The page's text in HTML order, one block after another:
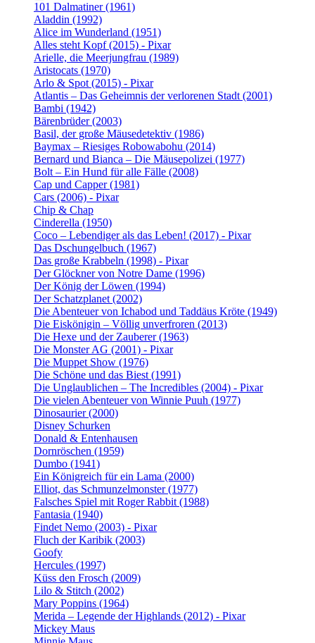
101 Dalmatiner (1961)
Aladdin (1992)
Alice im Wunderland (1951)
Alles steht Kopf (2015) - Pixar
Arielle, die Meerjungfrau (1989)
Aristocats (1970)
Arlo & Spot (2015) - Pixar
Atlantis – Das Geheimnis der verlorenen Stadt (2001)
Bambi (1942)
Bärenbrüder (2003)
Basil, der große Mäusedetektiv (1986)
Baymax – Riesiges Robowabohu (2014)
Bernard und Bianca – Die Mäusepolizei (1977)
Bolt – Ein Hund für alle Fälle (2008)
Cap und Capper (1981)
Cars (2006) - Pixar
Chip & Chap
Cinderella (1950)
Coco – Lebendiger als das Leben! (2017) - Pixar
Das Dschungelbuch (1967)
Das große Krabbeln (1998) - Pixar
Der Glöckner von Notre Dame (1996)
Der König der Löwen (1994)
Der Schatzplanet (2002)
Die Abenteuer von Ichabod und Taddäus Kröte (1949)
Die Eiskönigin – Völlig unverfroren (2013)
Die Hexe und der Zauberer (1963)
Die Monster AG (2001) - Pixar
Die Muppet Show (1976)
Die Schöne und das Biest (1991)
Die Unglaublichen – The Incredibles (2004) - Pixar
Die vielen Abenteuer von Winnie Puuh (1977)
Dinosaurier (2000)
Disney Schurken
Donald & Entenhausen
Dornröschen (1959)
Dumbo (1941)
Ein Königreich für ein Lama (2000)
Elliot, das Schmunzelmonster (1977)
Falsches Spiel mit Roger Rabbit (1988)
Fantasia (1940)
Findet Nemo (2003) - Pixar
Fluch der Karibik (2003)
Goofy
Hercules (1997)
Küss den Frosch (2009)
Lilo & Stitch (2002)
Mary Poppins (1964)
Merida – Legende der Highlands (2012) - Pixar
Mickey Maus